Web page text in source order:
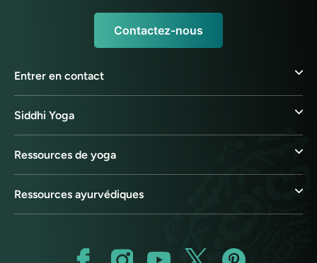
Contactez-nous
Entrer en contact
Siddhi Yoga
Ressources de yoga
Ressources ayurvédiques